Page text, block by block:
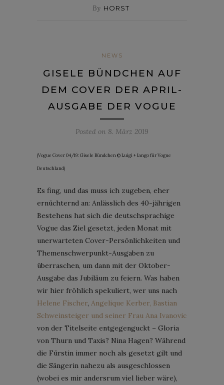
By HORST
NEWS
GISELE BÜNDCHEN AUF
DEM COVER DER APRIL-
AUSGABE DER VOGUE
Posted on 8. März 2019
(Vogue Cover 04/19: Gisele Bündchen © Luigi + Iango für Vogue
Deutschland)
Es fing, und das muss ich zugeben, eher
ernüchternd an: Anlässlich des 40-jährigen
Bestehens hat sich die deutschsprachige
Vogue das Ziel gesetzt, jeden Monat mit
unerwarteten Cover-Persönlichkeiten und
Themenschwerpunkt-Ausgaben zu
überraschen, um dann mit der Oktober-
Ausgabe das Jubiläum zu feiern. Was haben
wir hier fröhlich spekuliert, wer uns nach
Helene Fischer, Angelique Kerber, Bastian
Schweinsteiger und seiner Frau Ana Ivanovic
von der Titelseite entgegenguckt – Gloria
von Thurn und Taxis? Nina Hagen? Während
die Fürstin immer noch als gesetzt gilt und
die Sängerin nahezu als ausgeschlossen
(wobei es mir andersrum viel lieber wäre),